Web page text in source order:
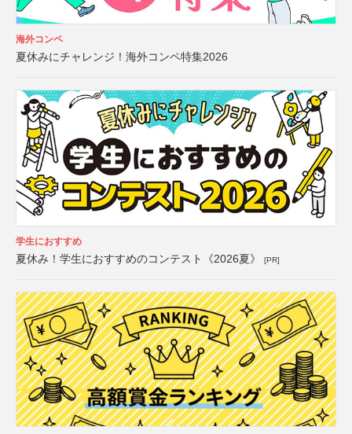
海外コンペ
夏休みにチャレンジ！海外コンペ特集2026
学生におすすめ
夏休み！学生におすすめのコンテスト《2026夏》 [PR]